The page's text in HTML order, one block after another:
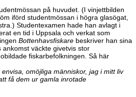
på huvudet. (I vinjettbilden
iförd studentmössan i högra glasögat,
Studentexamen hade han avlagt i
en tid i Uppsala och verkat som
Bottenhavsfiskare beskriver han sina
väckte givetvis stor
fiskarbefolkningen. Så här
omöjliga människor, jag i mitt liv
få dem ur gamla inrotade